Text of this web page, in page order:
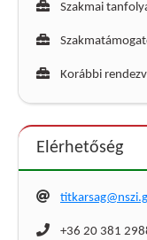
Szakmai
Korábbi
Elérhetőség
+36 20 381